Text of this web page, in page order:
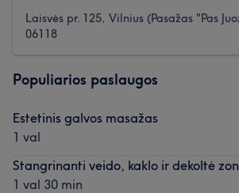
Laisvės pr. 125, Vilnius (Pasažas "Pas
06118
Populiarios paslaugos
Estetinis galvos masažas
1 val
Stangrinanti veido, kaklo ir dekoltė
1 val 30 min